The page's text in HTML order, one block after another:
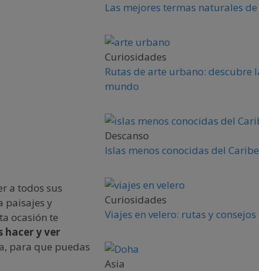
a todos sus
paisajes y
ocasión te
hacer y ver
para que puedas
Las mejores termas naturales
Curiosidades
Rutas de arte urbano: descubre
mundo
Descanso
Islas menos conocidas del
Curiosidades
Viajes en velero: rutas y
Asia